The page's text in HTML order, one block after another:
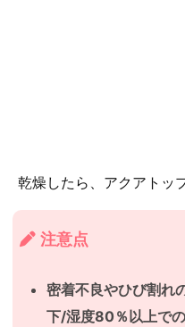
乾燥したら、アクアトッ
注意点
密着不良やひび割
下/湿度80％以上で